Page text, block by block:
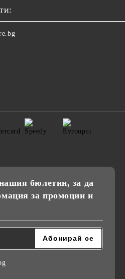
бюлетин, за да
за промоции и